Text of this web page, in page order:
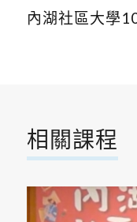
內湖社區大學
相關課程